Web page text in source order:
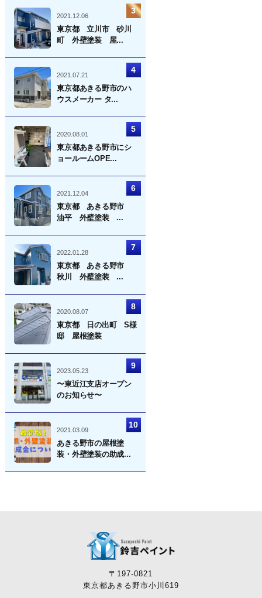
2021.12.06
東京都 立川市 砂川
町 外壁塗装 屋...
2021.07.21
東京都あきる野市のハ
ウスメーカー タ...
2020.08.01
東京都あきる野市にシ
ョールームOPE...
2021.12.04
東京都 あきる野市
油平 外壁塗装 ...
2022.01.28
東京都 あきる野市
秋川 外壁塗装 ...
2020.08.07
東京都 日の出町 S様
邸 屋根塗装
2023.05.23
〜東近江支店オープン
のお知らせ〜
2021.03.09
あきる野市の屋根塗
装・外壁塗装の助成...
〒197-0821
東京都あきる野市小川619